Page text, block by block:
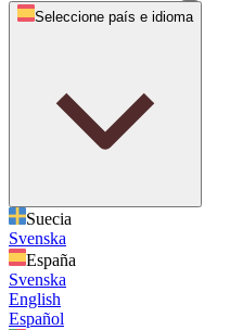
Seleccione país e idioma
Suecia
Svenska
España
Svenska
English
Español